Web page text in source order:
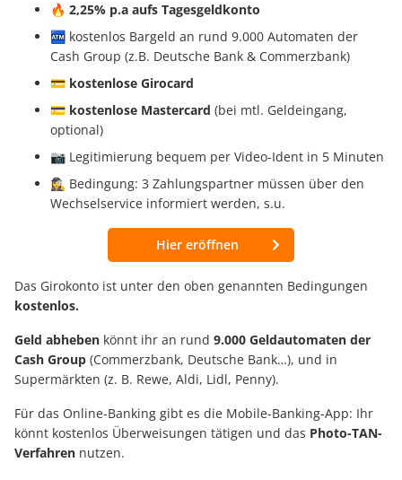
🔥 2,25% p.a aufs Tagesgeldkonto
🏧 kostenlos Bargeld an rund 9.000 Automaten der
Cash Group (z.B. Deutsche Bank & Commerzbank)
💳 kostenlose Girocard
💳 kostenlose Mastercard (bei mtl. Geldeingang,
optional)
📷 Legitimierung bequem per Video-Ident in 5 Minuten
🕵️‍♀️ Bedingung: 3 Zahlungspartner müssen über den
Wechselservice informiert werden, s.u.
Hier eröffnen
Das Girokonto ist unter den oben genannten Bedingungen
kostenlos.
Geld abheben könnt ihr an rund 9.000 Geldautomaten der
Cash Group (Commerzbank, Deutsche Bank…), und in
Supermärkten (z. B. Rewe, Aldi, Lidl, Penny).
Für das Online-Banking gibt es die Mobile-Banking-App: Ihr
könnt kostenlos Überweisungen tätigen und das Photo-TAN-
Verfahren nutzen.